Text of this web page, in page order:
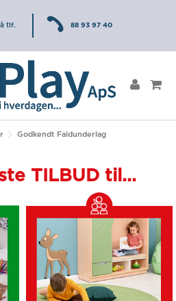
tlf. 88 93 97 40
Godkendt Faldunderlag
TILBUD til...